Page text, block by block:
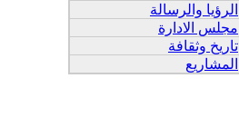
الرؤيا والرسالة
مجلس الادارة
تاريخ وثقافة
المشاريع